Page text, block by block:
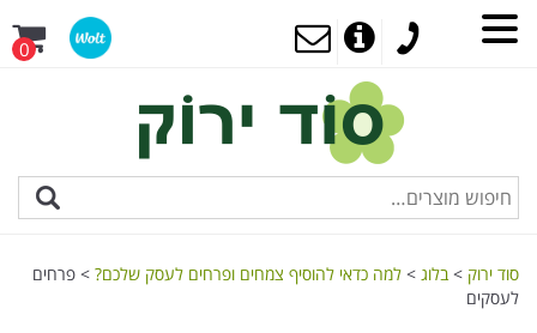
0
סוד ירוק >בלוג > למה כדאי להוסיף צמחים ופרחים לעסק שלכם? > פרחים
לעסקים